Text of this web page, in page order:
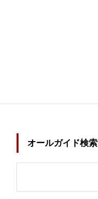
オールガイド検索